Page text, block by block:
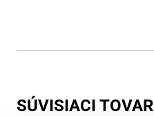
SÚVISIACI TOVAR